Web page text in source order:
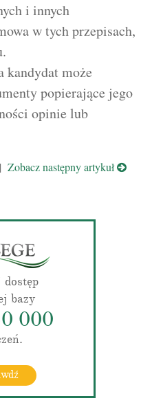
i innych
w tych przepisach,
kandydat może
popierające jego
opinie lub
| Zobacz następny artykuł
bazy
000